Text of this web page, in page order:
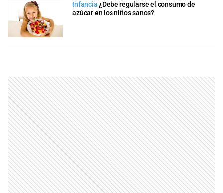
Infancia ¿Debe regularse el consumo de
azúcar en los niños sanos?